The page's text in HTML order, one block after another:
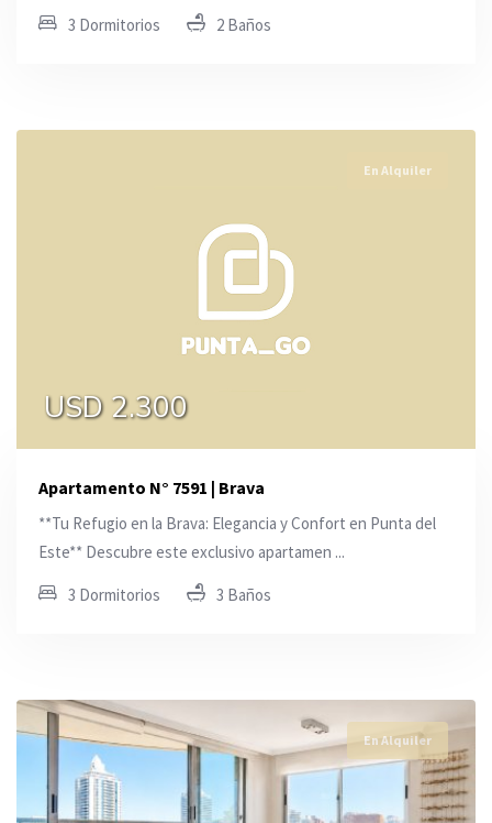
3 Dormitorios 2 Baños
En Alquiler
USD 2.300
Apartamento N° 7591 | Brava
**Tu Refugio en la Brava: Elegancia y Confort en Punta del
Este** Descubre este exclusivo apartamen ...
3 Dormitorios 3 Baños
En Alquiler